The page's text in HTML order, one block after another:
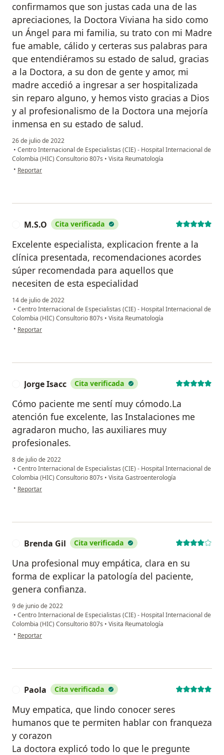
confirmamos que son justas cada una de las
apreciaciones, la Doctora Viviana ha sido como
un Ángel para mi familia, su trato con mi Madre
fue amable, cálido y certeras sus palabras para
que entendiéramos su estado de salud, gracias
a la Doctora, a su don de gente y amor, mi
madre accedió a ingresar a ser hospitalizada
sin reparo alguno, y hemos visto gracias a Dios
y al profesionalismo de la Doctora una mejoría
inmensa en su estado de salud.
26 de julio de 2022
• Centro Internacional de Especialistas (CIE) - Hospital Internacional de
Colombia (HIC) Consultorio 807s • Visita Reumatología
• en opinión del usuario Esther Polo
Reportar
M.S.O Cita verificada
Excelente especialista, explicacion frente a la
clínica presentada, recomendaciones acordes
súper recomendada para aquellos que
necesiten de esta especialidad
14 de julio de 2022
• Centro Internacional de Especialistas (CIE) - Hospital Internacional de
Colombia (HIC) Consultorio 807s • Visita Reumatología
• en opinión del usuario M.S.O
Reportar
Jorge Isacc Cita verificada
Cómo paciente me sentí muy cómodo.La
atención fue excelente, las Instalaciones me
agradaron mucho, las auxiliares muy
profesionales.
8 de julio de 2022
• Centro Internacional de Especialistas (CIE) - Hospital Internacional de
Colombia (HIC) Consultorio 807s • Visita Gastroenterología
• en opinión del usuario Jorge Isacc
Reportar
Brenda Gil Cita verificada
Una profesional muy empática, clara en su
forma de explicar la patología del paciente,
genera confianza.
9 de junio de 2022
• Centro Internacional de Especialistas (CIE) - Hospital Internacional de
Colombia (HIC) Consultorio 807s • Visita Reumatología
• en opinión del usuario Brenda Gil
Reportar
Paola Cita verificada
Muy empatica, que lindo conocer seres
humanos que te permiten hablar con franqueza
y corazon
La doctora explicó todo lo que le pregunte